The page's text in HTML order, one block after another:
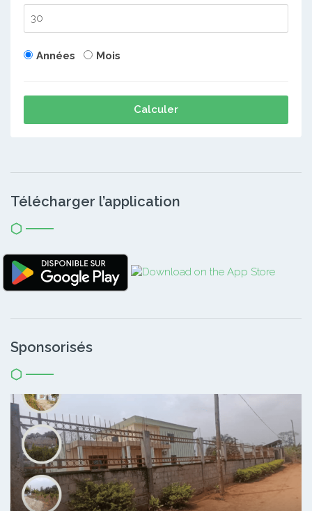
Années Mois
Calculer
Télécharger l’application
Sponsorisés